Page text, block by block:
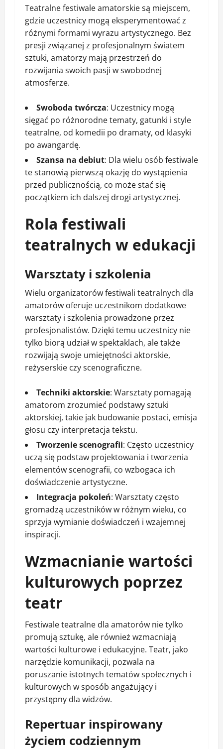
Teatralne festiwale amatorskie są miejscem,
gdzie uczestnicy mogą eksperymentować z
różnymi formami wyrazu artystycznego. Bez
presji związanej z profesjonalnym światem
sztuki, amatorzy mają przestrzeń do
rozwijania swoich pasji w swobodnej
atmosferze.
Swoboda twórcza: Uczestnicy mogą
sięgać po różnorodne tematy, gatunki i style
teatralne, od komedii po dramaty, od klasyki
po awangardę.
Szansa na debiut: Dla wielu osób festiwale
te stanowią pierwszą okazję do wystąpienia
przed publicznością, co może stać się
początkiem ich dalszej drogi artystycznej.
Rola festiwali
teatralnych w edukacji
Warsztaty i szkolenia
Wielu organizatorów festiwali teatralnych dla
amatorów oferuje uczestnikom dodatkowe
warsztaty i szkolenia prowadzone przez
profesjonalistów. Dzięki temu uczestnicy nie
tylko biorą udział w spektaklach, ale także
rozwijają swoje umiejętności aktorskie,
reżyserskie czy scenograficzne.
Techniki aktorskie: Warsztaty pomagają
amatorom zrozumieć podstawy sztuki
aktorskiej, takie jak budowanie postaci, emisja
głosu czy interpretacja tekstu.
Tworzenie scenografii: Często uczestnicy
uczą się podstaw projektowania i tworzenia
elementów scenografii, co wzbogaca ich
doświadczenie artystyczne.
Integracja pokoleń: Warsztaty często
gromadzą uczestników w różnym wieku, co
sprzyja wymianie doświadczeń i wzajemnej
inspiracji.
Wzmacnianie wartości
kulturowych poprzez
teatr
Festiwale teatralne dla amatorów nie tylko
promują sztukę, ale również wzmacniają
wartości kulturowe i edukacyjne. Teatr, jako
narzędzie komunikacji, pozwala na
poruszanie istotnych tematów społecznych i
kulturowych w sposób angażujący i
przystępny dla widzów.
Repertuar inspirowany
życiem codziennym